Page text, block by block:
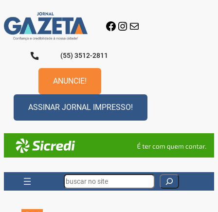
para
o
conteúdo
Facebook
Instagram
E-mail
(55) 3512-2811
ANUNCIE!
ASSINAR JORNAL IMPRESSO!
Search